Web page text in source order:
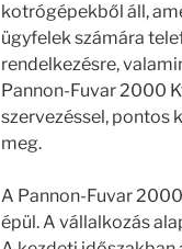
kotrógépekből áll,
ügyfelek számára
rendelkezésre,
Pannon-Fuvar 2000
szervezéssel, pontos
meg.
A Pannon-Fuvar
épül. A vállalkozás